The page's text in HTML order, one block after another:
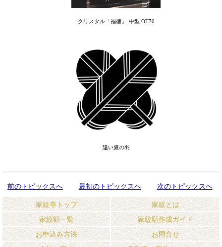
クリスタル「福徳」-中型 OT70
違い鷹の羽
前のトピックスへ 最初のトピックスへ 次のトピックスへ
家紋亭トップ
家紋とは
家紋額一覧
家紋額作成ガイド
お申込み方法
お問合せ